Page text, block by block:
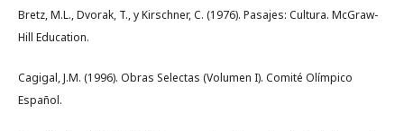
Bretz, M.L., Dvorak, T., y Kirschner, C. (1976). Pasajes: Cultura. McGraw-
Hill Education.
Cagigal, J.M. (1996). Obras Selectas (Volumen I). Comité Olímpico
Español.